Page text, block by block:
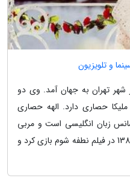
و تلویزیون
حصاری در 18 مردادماه 1369 در شهر تهران به جهان آمد. وی دو
حصاری دارد. الهه حصاری
زبان انگلیسی است و مربی
یوگا است. او برای اولین بار در سال 1386 در فیلم نطفه شوم بازی کرد و